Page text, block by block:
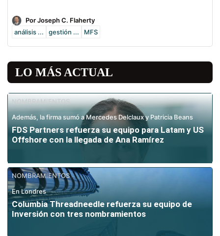
Por Joseph C. Flaherty
análisis ...
gestión ... MFS
LO MÁS ACTUAL
NOMBRAMIENTOS
Además, la firma sumó a Mercedes Delclaux y Patricia Beans
FDS Partners refuerza su equipo para Latam y US
Offshore con la llegada de Ana Ramírez
NOMBRAMIENTOS
En Londres
Columbia Threadneedle refuerza su equipo de
Inversión con tres nombramientos